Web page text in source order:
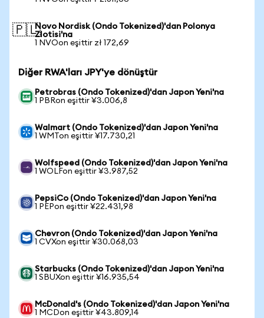
🇵🇱Novo Nordisk (Ondo Tokenized)'dan Polonya
Zlotisi'na
1 NVOon eşittir zł 172,69
Diğer RWA'ları JPY'ye dönüştür
Petrobras (Ondo Tokenized)'dan Japon Yeni'na
1 PBRon eşittir ¥3.006,8
Walmart (Ondo Tokenized)'dan Japon Yeni'na
1 WMTon eşittir ¥17.730,21
Wolfspeed (Ondo Tokenized)'dan Japon Yeni'na
1 WOLFon eşittir ¥3.987,52
PepsiCo (Ondo Tokenized)'dan Japon Yeni'na
1 PEPon eşittir ¥22.431,98
Chevron (Ondo Tokenized)'dan Japon Yeni'na
1 CVXon eşittir ¥30.068,03
Starbucks (Ondo Tokenized)'dan Japon Yeni'na
1 SBUXon eşittir ¥16.935,54
McDonald's (Ondo Tokenized)'dan Japon Yeni'na
1 MCDon eşittir ¥43.809,14